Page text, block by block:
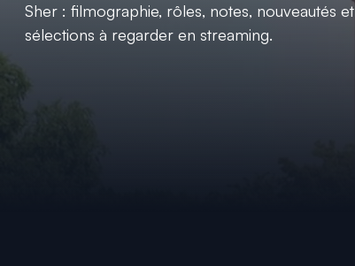
Sher : filmographie, rôles, notes, nouveautés et
sélections à regarder en streaming.